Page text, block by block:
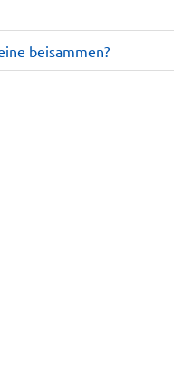
beisammen?